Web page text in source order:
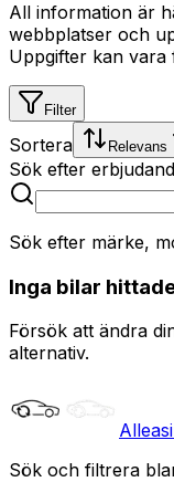
All information är
webbplatser och
Uppgifter kan vara
Filter
Sortera Relevans
Sök efter
Sök efter märke,
Inga bilar
Försök att ändra
alternativ.
Sök och filtrera